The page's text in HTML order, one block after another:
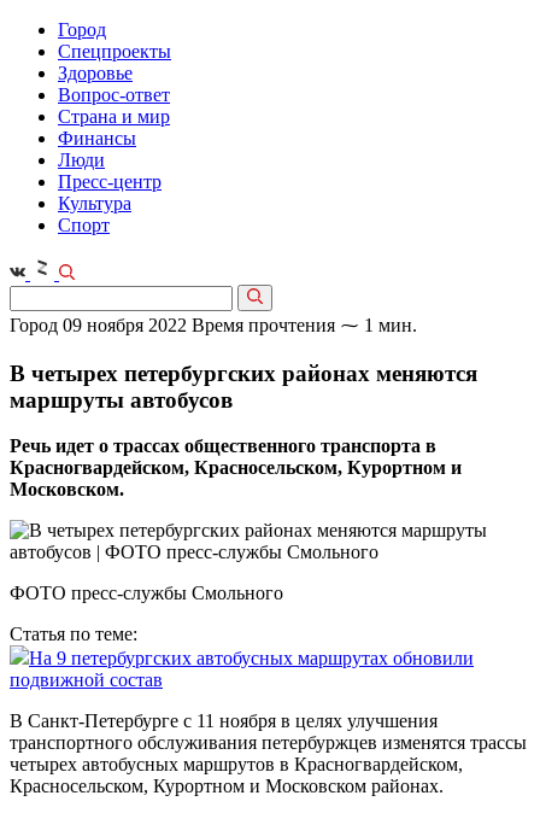
Город
Спецпроекты
Здоровье
Вопрос-ответ
Страна и мир
Финансы
Люди
Пресс-центр
Культура
Спорт
Город 09 ноября 2022 Время прочтения ⁓ 1 мин.
В четырех петербургских районах меняются
маршруты автобусов
Речь идет о трассах общественного транспорта в
Красногвардейском, Красносельском, Курортном и
Московском.
ФОТО пресс-службы Смольного
Статья по теме:
На 9 петербургских автобусных маршрутах обновили
подвижной состав
В Санкт-Петербурге с 11 ноября в целях улучшения
транспортного обслуживания петербуржцев изменятся трассы
четырех автобусных маршрутов в Красногвардейском,
Красносельском, Курортном и Московском районах.